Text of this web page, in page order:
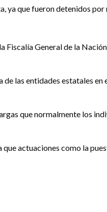
ya que fueron detenidos
Fiscalía General de la
las entidades estatales en
que normalmente los
actuaciones como la